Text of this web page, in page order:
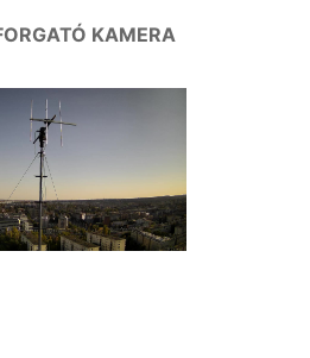
KAMERA